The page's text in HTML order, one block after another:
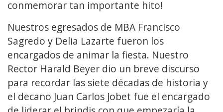
conmemorar tan importante hito!
Nuestros egresados de MBA Francisco
Sagredo y Delia Lazarte fueron los
encargados de animar la fiesta. Nuestro
Rector Harald Beyer dio un breve discurso
para recordar las siete décadas de historia y
el decano Juan Carlos Jobet fue el encargado